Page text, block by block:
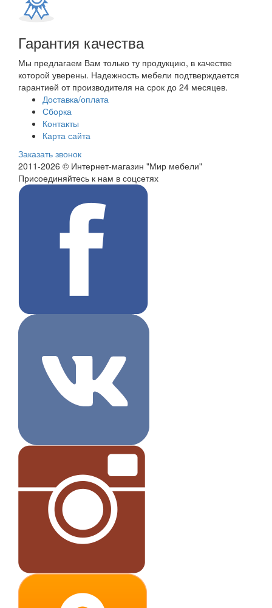
Гарантия качества
Мы предлагаем Вам только ту продукцию, в качестве
которой уверены. Надежность мебели подтверждается
гарантией от производителя на срок до 24 месяцев.
Доставка/оплата
Сборка
Контакты
Карта сайта
Заказать звонок
2011-2026 © Интернет-магазин "Мир мебели"
Присоединяйтесь к нам в соцсетях